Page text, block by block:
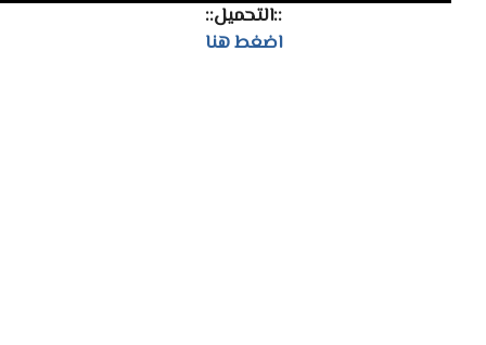
::التحميل::
اضغط هنا